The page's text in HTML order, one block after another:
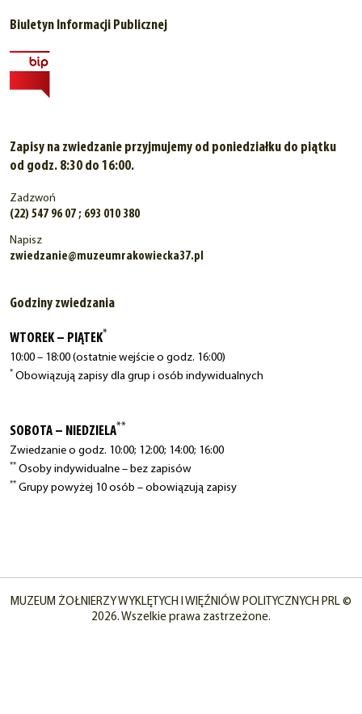
Biuletyn Informacji Publicznej
Zapisy na zwiedzanie przyjmujemy od poniedziałku do piątku
od godz. 8:30 do 16:00.
Zadzwoń
(22) 547 96 07 ; 693 010 380
Napisz
zwiedzanie@muzeumrakowiecka37.pl
Godziny zwiedzania
WTOREK – PIĄTEK*
10:00 – 18:00 (ostatnie wejście o godz. 16:00)
* Obowiązują zapisy dla grup i osób indywidualnych
SOBOTA – NIEDZIELA**
Zwiedzanie o godz. 10:00; 12:00; 14:00; 16:00
** Osoby indywidualne – bez zapisów
** Grupy powyżej 10 osób – obowiązują zapisy
MUZEUM ŻOŁNIERZY WYKLĘTYCH I WIĘŹNIÓW POLITYCZNYCH PRL ©
2026. Wszelkie prawa zastrzeżone.